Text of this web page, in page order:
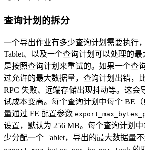
查询计划的拆分
一个导出作业有多少查询计划需要执行
Tablet、以及一个查询计划可以处理的
是按照查询计划来重试的。如果一个查
过允许的最大数据量，查询计划出错，
RPC 失败、远端存储出现抖动等。这会
试成本变高。每个查询计划中每个 BE
量通过 FE 配置参数
设置，默认为 256 MB。每个查询计划
少分配一个 Tablet，导出的最大数据量